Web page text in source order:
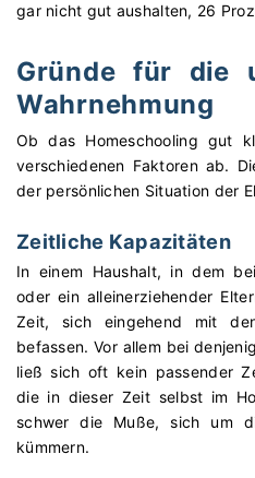
gar nicht gut aushalten, 26
Gründe für die
Wahrnehmung
Ob das Homeschooling gut
verschiedenen Faktoren ab.
der persönlichen Situation der
Zeitliche Kapazitäten
In einem Haushalt, in dem
oder ein alleinerziehender
Zeit, sich eingehend mit
befassen. Vor allem bei
ließ sich oft kein passender
die in dieser Zeit selbst im
schwer die Muße, sich um
kümmern.